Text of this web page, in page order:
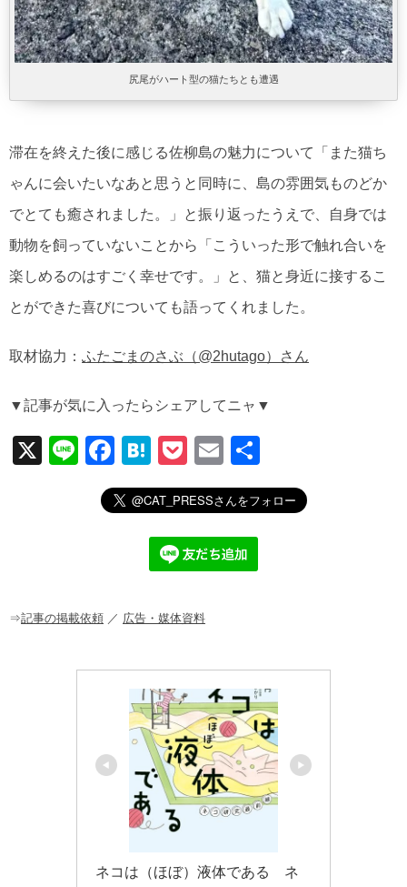
尻尾がハート型の猫たちとも遭遇
滞在を終えた後に感じる佐柳島の魅力について「また猫ち
ゃんに会いたいなあと思うと同時に、島の雰囲気ものどか
でとても癒されました。」と振り返ったうえで、自身では
動物を飼っていないことから「こういった形で触れ合いを
楽しめるのはすごく幸せです。」と、猫と身近に接するこ
とができた喜びについても語ってくれました。
取材協力： ふたごまのさぶ（@2hutago）さん
▼記事が気に入ったらシェアしてニャ▼
X
Li
F
a
c
o
H
at
e
n
a
P
o
ck
et
E
m
ail
有
⇒記事の掲載依頼 ／ 広告・媒体資料
ネコは（ほぼ）液体である　ネ